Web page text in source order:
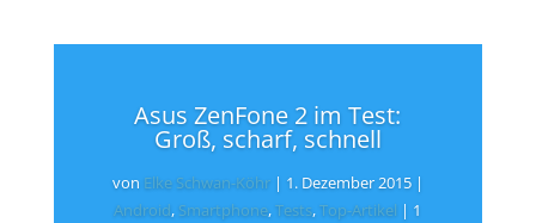
Asus ZenFone 2 im Test:
Groß, scharf, schnell
von Elke Schwan-Köhr| 1. Dezember 2015|
Android, Smartphone,Tests,Top-Artikel | 1